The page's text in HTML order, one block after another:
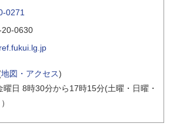
0271
0630
地図・アクセス)
曜日 8時30分から17時15分(土曜・日曜・